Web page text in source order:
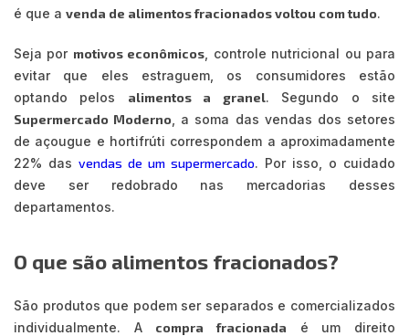
é que a venda de alimentos fracionados voltou com tudo.
Seja por motivos econômicos , controle nutricional ou para
evitar que eles estraguem, os consumidores estão
optando pelos alimentos a granel. Segundo o site
Supermercado Moderno , a soma das vendas dos setores
de açougue e hortifrúti correspondem a aproximadamente
22% das vendas de um supermercado. Por isso, o cuidado
deve ser redobrado nas mercadorias desses
departamentos.
O que são alimentos fracionados?
São produtos que podem ser separados e comercializados
individualmente. A compra fracionada é um direito